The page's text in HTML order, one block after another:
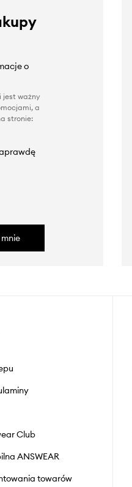
o
jest ważny
a
stronie:
Club
ANSWEAR
towarów